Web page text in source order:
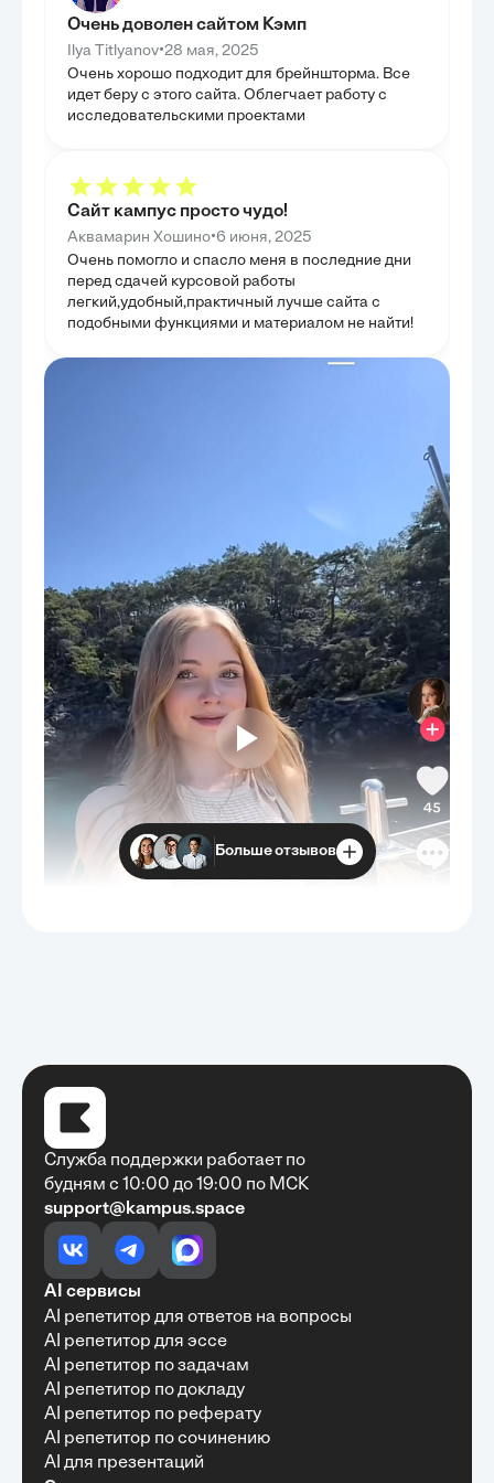
Очень доволен сайтом Кэмп
Ilya Titlyanov•28 мая, 2025
Очень хорошо подходит для брейншторма. Все
идет беру с этого сайта. Облегчает работу с
исследовательскими проектами
Сайт кампус просто чудо!
Аквамарин Хошино•6 июня, 2025
Очень помогло и спасло меня в последние дни
перед сдачей курсовой работы
легкий,удобный,практичный лучше сайта с
подобными функциями и материалом не найти!
Очень быстро, недорого, качественно,
доступно
Алексей Антонов•27 мая, 2025
Обучение с Кампус Хаб — очень экономит
полезной информации. Рекомендую ...
Рекомендую Кампус АИ всем, кто хочет
учиться эффективно и с комфортом
Марина Щербакова
Больше отзывов
Служба поддержки работает по
будням с 10:00 до 19:00 по МСК
support@kampus.space
AI сервисы
AI репетитор для ответов на вопросы
AI репетитор для эссе
AI репетитор по задачам
AI репетитор по докладу
AI репетитор по реферату
AI репетитор по сочинению
AI для презентаций